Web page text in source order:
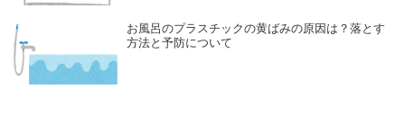
お風呂のプラスチックの黄ばみの原因は？落とす
方法と予防について